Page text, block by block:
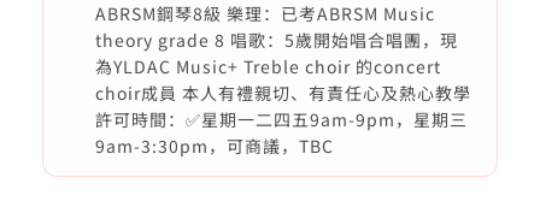
ABRSM鋼琴8級 樂理：已考ABRSM Music
theory grade 8 唱歌：5歲開始唱合唱團，現
為YLDAC Music+ Treble choir 的concert
choir成員 本人有禮親切、有責任心及熱心教學
許可時間：✅星期一二四五9am-9pm，星期三
9am-3:30pm，可商議，TBC